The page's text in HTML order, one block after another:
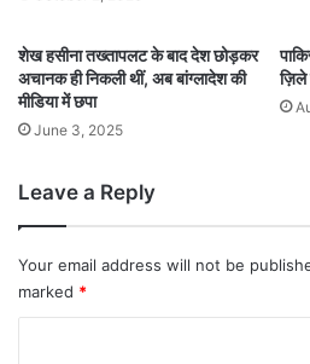
शेख हसीना तख्तापलट के बाद देश छोड़कर
अचानक ही निकली थीं, अब बांग्लादेश की
मीडिया में छपा
June 3, 2025
ज़िले
Leave a Reply
Your email address will not be
marked *